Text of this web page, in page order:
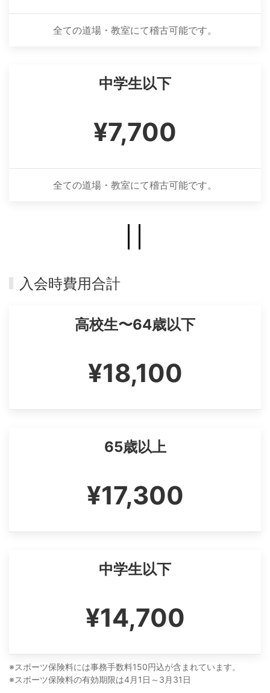
全ての道場・教室にて稽古可能です。
中学生以下
¥7,700
全ての道場・教室にて稽古可能です。
入会時費用合計
高校生〜64歳以下
¥18,100
65歳以上
¥17,300
中学生以下
¥14,700
※スポーツ保険料には事務手数料150円込が含まれています。
※スポーツ保険料の有効期限は4月1日～3月31日